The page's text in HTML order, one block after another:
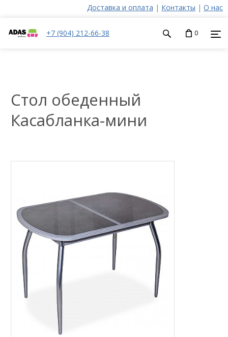
Доставка и оплата | Контакты | О нас
+7 (904) 212-66-38 0
Стол обеденный
Касабланка-мини